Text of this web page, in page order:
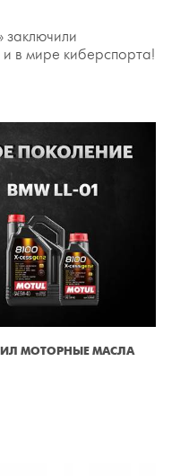
в мире киберспорта!
МОТОРНЫЕ МАСЛА